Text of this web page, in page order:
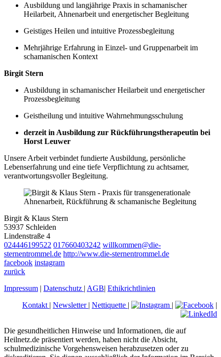
Ausbildung und langjährige Praxis in schamanischer
Heilarbeit, Ahnenarbeit und energetischer Begleitung
Geistiges Heilen und intuitive Prozessbegleitung
Mehrjährige Erfahrung in Einzel- und Gruppenarbeit im
schamanischen Kontext
Birgit Stern
Ausbildung in schamanischer Heilarbeit und energetischer
Prozessbegleitung
Geistheilung und intuitive Wahrnehmungsschulung
derzeit in Ausbildung zur Rückführungstherapeutin bei
Horst Leuwer
Unsere Arbeit verbindet fundierte Ausbildung, persönliche
Lebenserfahrung und eine tiefe Verpflichtung zu achtsamer,
verantwortungsvoller Begleitung.
Birgit & Klaus Stern
53937 Schleiden
Lindenstraße 4
024446199522 017660403242 willkommen@die-
sternentrommel.de http://www.die-sternentrommel.de
facebook instagram
zurück
Impressum | Datenschutz | AGB| Ethikrichtlinien
Kontakt | Newsletter | Nettiquette | | |
Die gesundheitlichen Hinweise und Informationen, die auf
Heilnetz.de präsentiert werden, haben nicht die Absicht,
schulmedizinische Vorgehensweisen herabzusetzen oder zu